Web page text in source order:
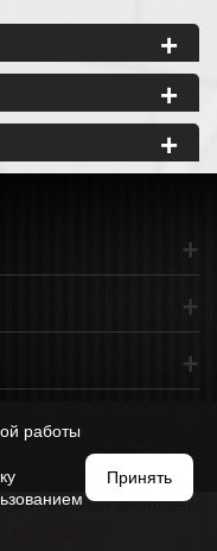
+
+
+
+
+
+
магазин виниловых
работы
Принять